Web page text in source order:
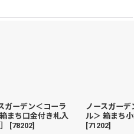
ガーデン＜コーラ
まち口金付き札入
[78202]
ノースガーデ
ル＞ 箱まち
[71202]